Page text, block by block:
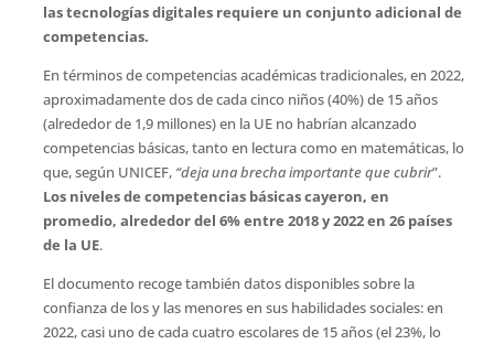
las tecnologías digitales requiere un conjunto adicional de
competencias.
En términos de competencias académicas tradicionales, en 2022,
aproximadamente dos de cada cinco niños (40%) de 15 años
(alrededor de 1,9 millones) en la UE no habrían alcanzado
competencias básicas, tanto en lectura como en matemáticas, lo
que, según UNICEF, “deja una brecha importante que cubrir”.
Los niveles de competencias básicas cayeron, en
promedio, alrededor del 6% entre 2018 y 2022 en 26 países
de la UE.
El documento recoge también datos disponibles sobre la
confianza de los y las menores en sus habilidades sociales: en
2022, casi uno de cada cuatro escolares de 15 años (el 23%, lo